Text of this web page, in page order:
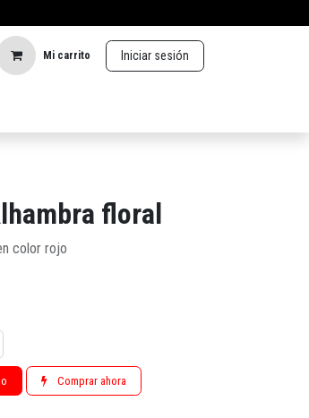
Mi carrito Iniciar sesión
floral
color rojo
Comprar ahora